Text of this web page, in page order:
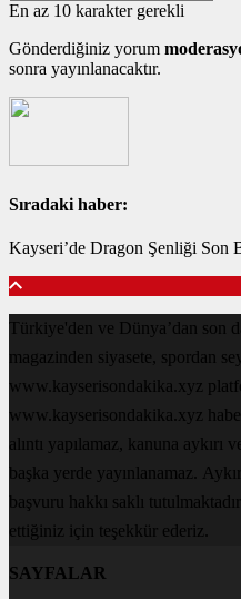
En az 10 karakter gerekli
Gönderdiğiniz yorum
sonra yayınlanacaktır.
Sıradaki haber:
Kayseri’de Dragon Şenliği Son
Türkiye'den ve Dünya’dan son
magazinden siyasete, spordan
www.kayserisondakika.xyz
www.kayserisondakika.xyz
alıntı yapılamaz, kanuna
başka yerde yayınlanamaz.
başvuru hakkı saklı
ettiğiniz için teşekkür ederiz.
SAYFALAR